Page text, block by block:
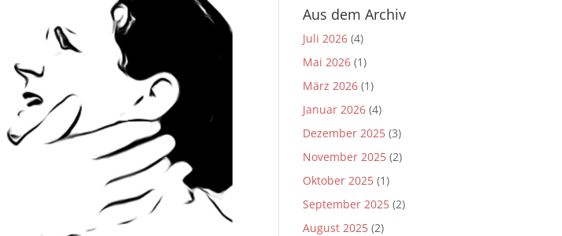
Aus dem Archiv
Juli 2026 (4)
Mai 2026 (1)
März 2026 (1)
Januar 2026 (4)
Dezember 2025 (3)
November 2025 (2)
Oktober 2025 (1)
September 2025 (2)
August 2025 (2)